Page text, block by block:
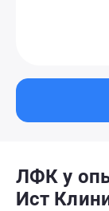
ЛФК у
Ист